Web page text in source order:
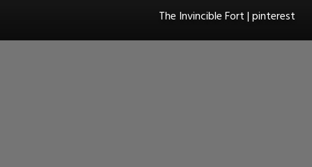
The Invincible Fort | pinterest